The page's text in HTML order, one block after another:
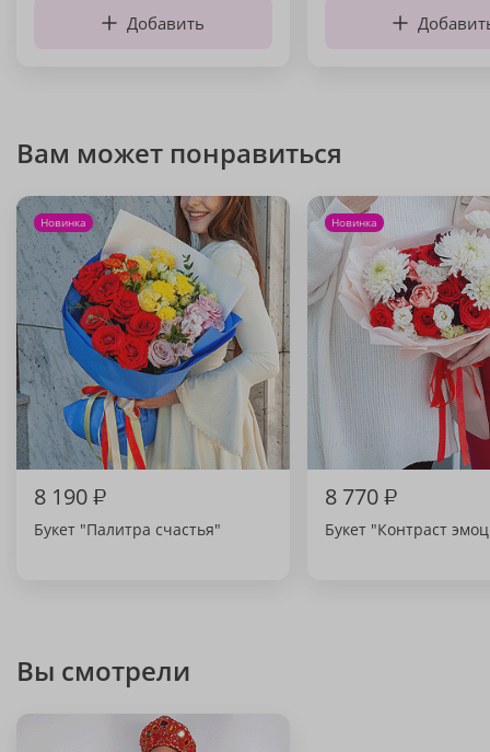
Добавить
Вам может понравиться
Новинка
8 190₽
Букет "Палитра счастья"
Новинка
8 770₽
Букет "Контраст
Вы смотрели